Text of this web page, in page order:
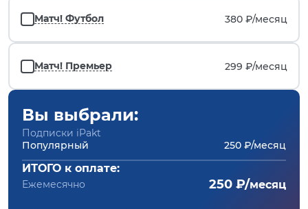
Матч! Футбол 380 ₽/месяц
Матч! Премьер 299 ₽/месяц
Вы выбрали:
Подписки iPakt
Популярный
250 ₽/месяц
ИТОГО к оплате:
Ежемесячно 250 ₽/месяц